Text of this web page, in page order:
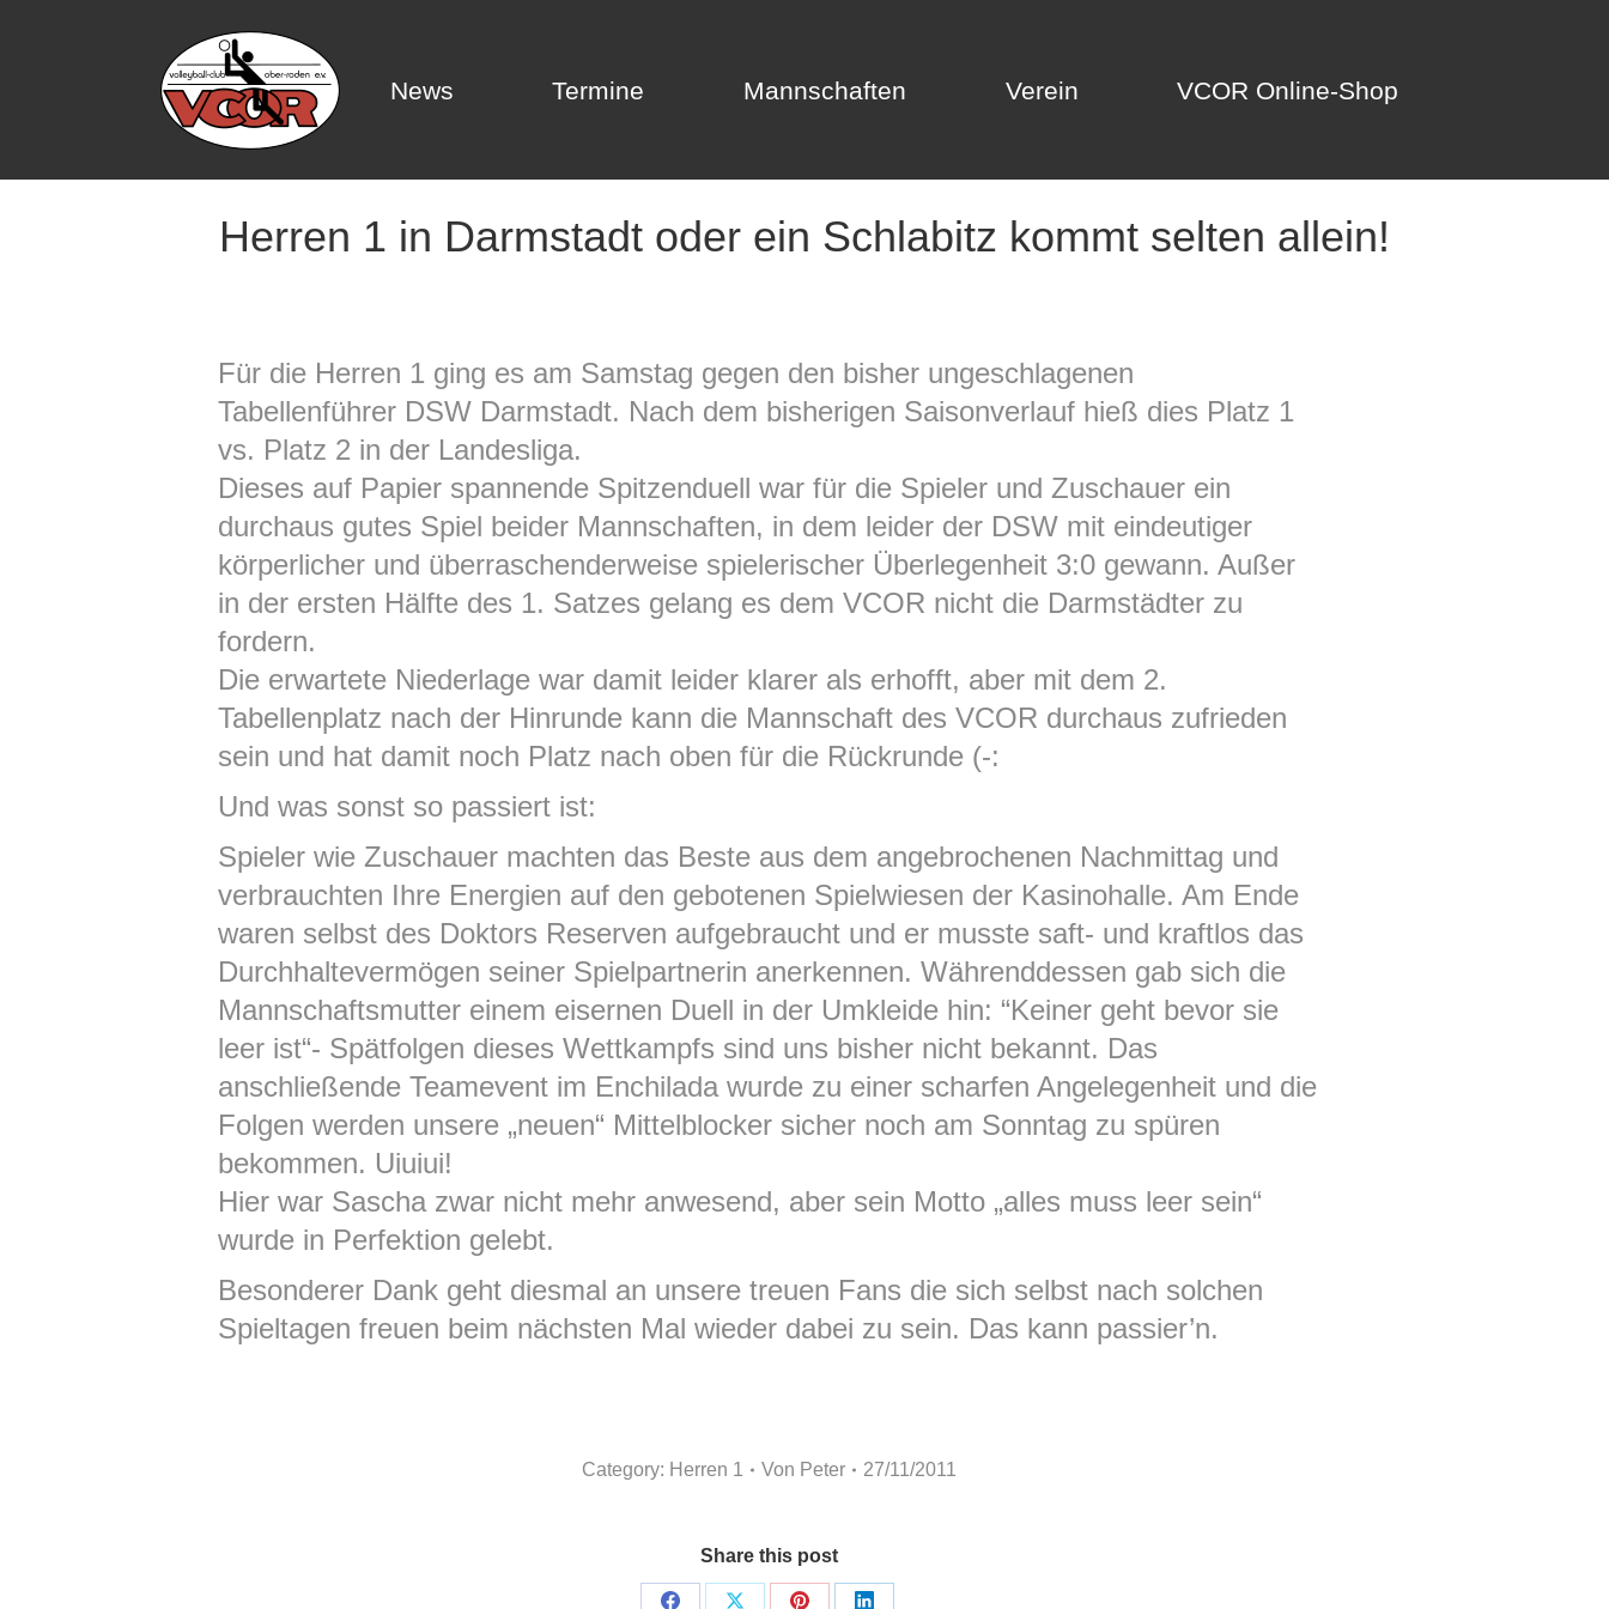
News Termine Mannschaften Verein VCOR Online-Shop
Herren 1 in Darmstadt oder ein Schlabitz kommt selten allein!
Für die Herren 1 ging es am Samstag gegen den bisher ungeschlagenen
Tabellenführer DSW Darmstadt. Nach dem bisherigen Saisonverlauf hieß dies Platz 1
vs. Platz 2 in der Landesliga.
Dieses auf Papier spannende Spitzenduell war für die Spieler und Zuschauer ein
durchaus gutes Spiel beider Mannschaften, in dem leider der DSW mit eindeutiger
körperlicher und überraschenderweise spielerischer Überlegenheit 3:0 gewann. Außer
in der ersten Hälfte des 1. Satzes gelang es dem VCOR nicht die Darmstädter zu
fordern.
Die erwartete Niederlage war damit leider klarer als erhofft, aber mit dem 2.
Tabellenplatz nach der Hinrunde kann die Mannschaft des VCOR durchaus zufrieden
sein und hat damit noch Platz nach oben für die Rückrunde (-:
Und was sonst so passiert ist:
Spieler wie Zuschauer machten das Beste aus dem angebrochenen Nachmittag und
verbrauchten Ihre Energien auf den gebotenen Spielwiesen der Kasinohalle. Am Ende
waren selbst des Doktors Reserven aufgebraucht und er musste saft- und kraftlos das
Durchhaltevermögen seiner Spielpartnerin anerkennen. Währenddessen gab sich die
Mannschaftsmutter einem eisernen Duell in der Umkleide hin: “Keiner geht bevor sie
leer ist“- Spätfolgen dieses Wettkampfs sind uns bisher nicht bekannt. Das
anschließende Teamevent im Enchilada wurde zu einer scharfen Angelegenheit und die
Folgen werden unsere „neuen“ Mittelblocker sicher noch am Sonntag zu spüren
bekommen. Uiuiui!
Hier war Sascha zwar nicht mehr anwesend, aber sein Motto „alles muss leer sein“
wurde in Perfektion gelebt.
Besonderer Dank geht diesmal an unsere treuen Fans die sich selbst nach solchen
Spieltagen freuen beim nächsten Mal wieder dabei zu sein. Das kann passier’n.
Category: Herren 1 Von Peter 27/11/2011
Share this post